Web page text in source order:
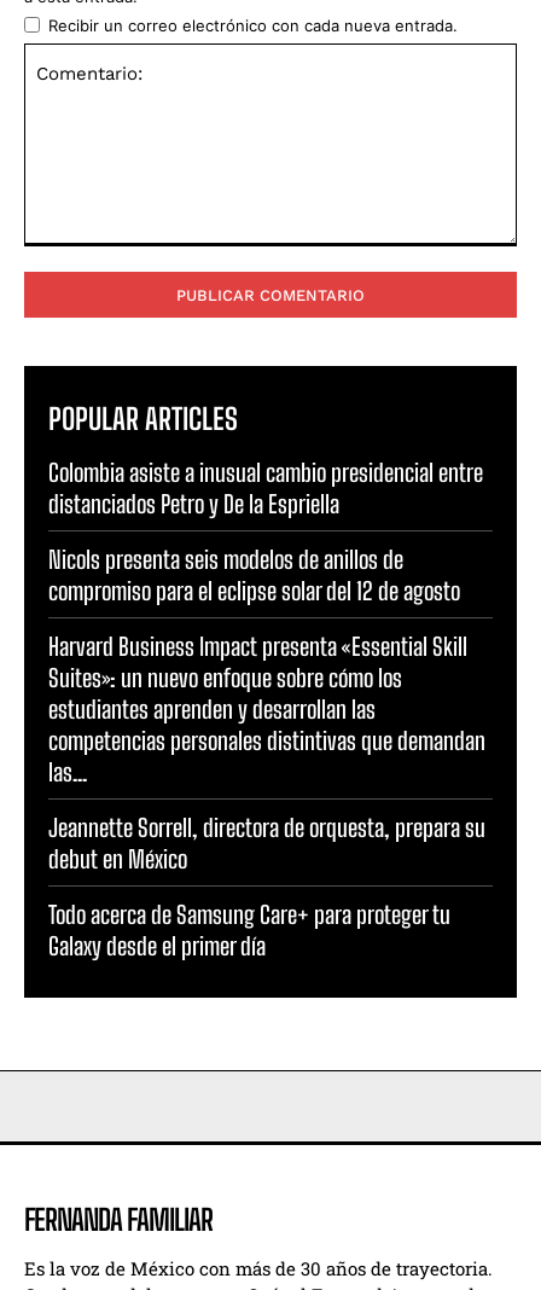
Recibir un correo electrónico con cada nueva entrada.
POPULAR ARTICLES
Colombia asiste a inusual cambio presidencial entre
distanciados Petro y De la Espriella
Nicols presenta seis modelos de anillos de
compromiso para el eclipse solar del 12 de agosto
Harvard Business Impact presenta «Essential Skill
Suites»: un nuevo enfoque sobre cómo los
estudiantes aprenden y desarrollan las
competencias personales distintivas que demandan
las...
Jeannette Sorrell, directora de orquesta, prepara su
debut en México
Todo acerca de Samsung Care+ para proteger tu
Galaxy desde el primer día
FERNANDA FAMILIAR
Es la voz de México con más de 30 años de trayectoria.